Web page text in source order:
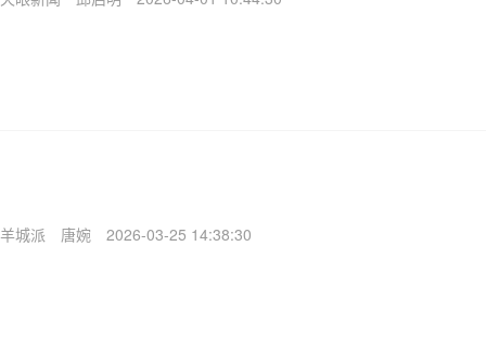
羊城派 唐婉 2026-03-25 14:38:30